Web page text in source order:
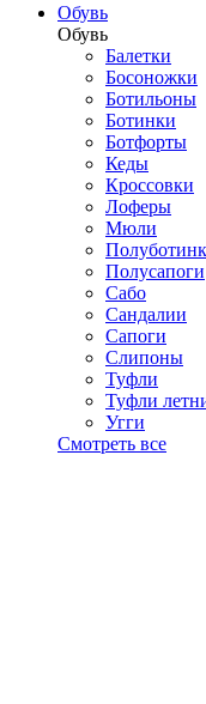
Обувь
Обувь
Балетки
Босоножки
Ботильоны
Ботинки
Ботфорты
Кеды
Кроссовки
Лоферы
Мюли
Полусапоги
Сабо
Сандалии
Сапоги
Слипоны
Туфли
Туфли
Угги
Смотреть все